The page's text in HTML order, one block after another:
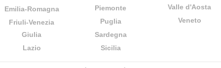
Emilia-Romagna
Friuli-Venezia
Giulia
Lazio
Piemonte
Puglia
Sardegna
Sicilia
Valle d'Aosta
Veneto